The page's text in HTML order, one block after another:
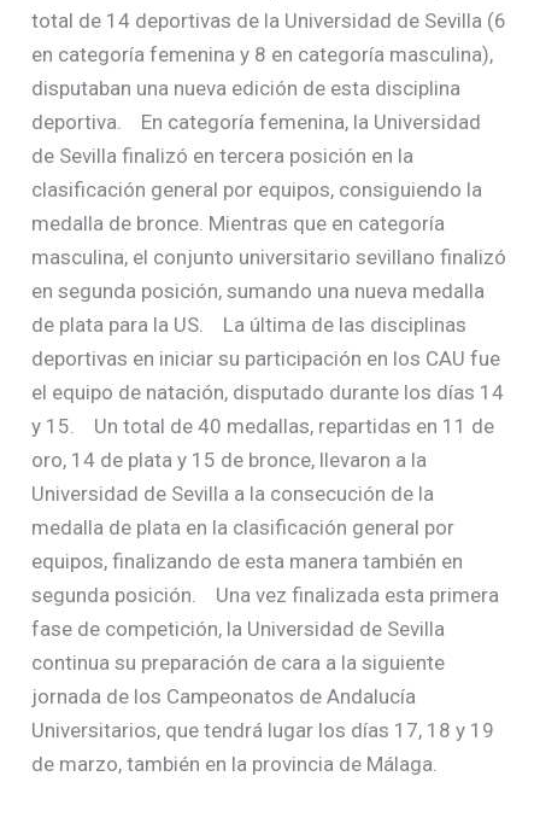
total de 14 deportivas de la Universidad de Sevilla (6
en categoría femenina y 8 en categoría masculina),
disputaban una nueva edición de esta disciplina
deportiva. En categoría femenina, la Universidad
de Sevilla finalizó en tercera posición en la
clasificación general por equipos, consiguiendo la
medalla de bronce. Mientras que en categoría
masculina, el conjunto universitario sevillano finalizó
en segunda posición, sumando una nueva medalla
de plata para la US. La última de las disciplinas
deportivas en iniciar su participación en los CAU fue
el equipo de natación, disputado durante los días 14
y 15. Un total de 40 medallas, repartidas en 11 de
oro, 14 de plata y 15 de bronce, llevaron a la
Universidad de Sevilla a la consecución de la
medalla de plata en la clasificación general por
equipos, finalizando de esta manera también en
segunda posición. Una vez finalizada esta primera
fase de competición, la Universidad de Sevilla
continua su preparación de cara a la siguiente
jornada de los Campeonatos de Andalucía
Universitarios, que tendrá lugar los días 17, 18 y 19
de marzo, también en la provincia de Málaga.